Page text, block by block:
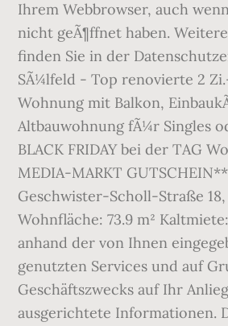
Ihrem Webbrowser, auch
nicht geÃ¶ffnet haben.
finden Sie in der
SÃ¼lfeld - Top renovierte 2
Wohnung mit Balkon,
Altbauwohnung fÃ¼r Singles
BLACK FRIDAY bei der TAG
MEDIA-MARKT
Geschwister-Scholl-Straße
Wohnfläche: 73.9 m²
anhand der von Ihnen
genutzten Services und auf
Geschäftszwecks auf Ihr
ausgerichtete Informationen.